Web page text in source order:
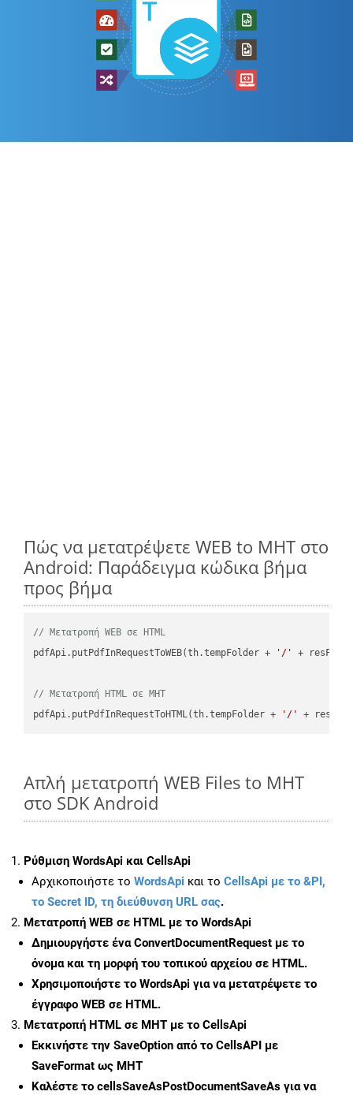
Πώς να μετατρέψετε WEB to MHT στο
Android: Παράδειγμα κώδικα βήμα
προς βήμα
// Μετατροπή WEB σε HTML
pdfApi.putPdfInRequestToWEB(th.tempFolder +
'/' +
// Μετατροπή HTML σε MHT
pdfApi.putPdfInRequestToHTML(th.tempFolder +
'/' +
Απλή μετατροπή WEB Files to MHT
στο SDK Android
Ρύθμιση WordsApi και CellsApi
Αρχικοποιήστε το WordsApi και το CellsApi με το &PI,
το Secret ID, τη διεύθυνση URL σας.
Μετατροπή WEB σε HTML με το WordsApi
Δημιουργήστε έναConvertDocumentRequest με το
όνομα και τη μορφή του τοπικού αρχείου σε HTML.
Χρησιμοποιήστε το WordsApi για να μετατρέψετε το
έγγραφο WEB σε HTML.
Μετατροπή HTML σε MHT με το CellsApi
Εκκινήστε την SaveOption από το CellsAPI με
SaveFormat ως MHT
Καλέστε το cellsSaveAsPostDocumentSaveAs για να